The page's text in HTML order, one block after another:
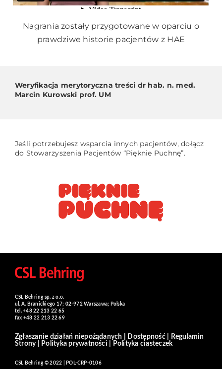
Nagrania zostały przygotowane w oparciu o
prawdziwe historie pacjentów z HAE
Weryfikacja merytoryczna treści dr hab. n. med.
Marcin Kurowski prof. UM
Jeśli potrzebujesz wsparcia innych pacjentów, dołącz
do Stowarzyszenia Pacjentów “Pięknie Puchnę”.
CSL Behring sp. z o.o.
ul. A. Branickiego 17; 02-972 Warszawa; Polska
tel. +48 22 213 22 65
fax +48 22 213 22 69
Zgłaszanie działań niepożądanych Dostępność|
Regulamin
Strony| Polityka prywatności Polityka ciasteczek
CSL Behring © 2022 | POL-CRP-0106